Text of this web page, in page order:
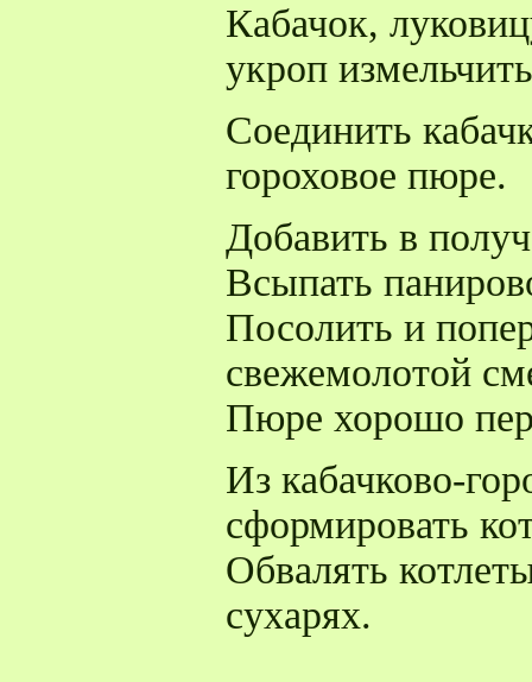
Кабачок,
укроп
Соединить
гороховое пюре.
Добавить в
Всыпать
Посолить и
свежемолотой
Пюре хорошо
Из кабачково-
сформировать
Обвалять
сухарях.